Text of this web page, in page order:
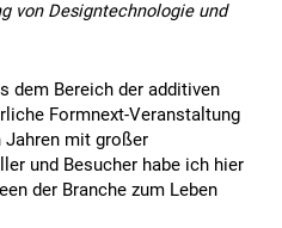
von Designtechnologie und
dem Bereich der additiven
Formnext-Veranstaltung
Jahren mit großer
und Besucher habe ich hier
der Branche zum Leben